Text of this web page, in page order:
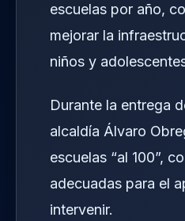
escuelas por año,
mejorar la
niños y
Durante la entrega
alcaldía Álvaro
escuelas “al 100”,
adecuadas para el
intervenir.